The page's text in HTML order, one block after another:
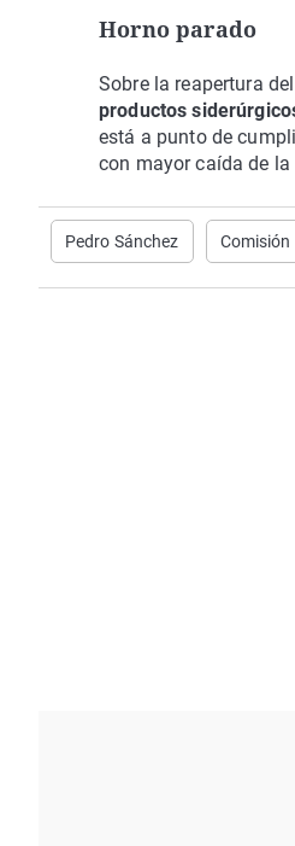
Horno parado
Sobre la reapertura
productos
está a punto de
con mayor caída de
Pedro Sánchez Comisión